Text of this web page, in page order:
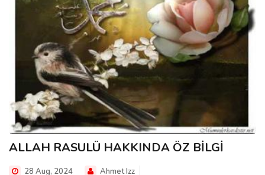
ALLAH RASULÜ HAKKINDA ÖZ BİLGİ
28 Aug, 2024 Ahmet Izz